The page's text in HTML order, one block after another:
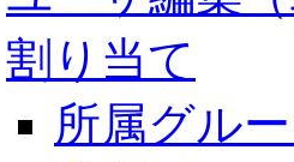
割り当て
所属グル